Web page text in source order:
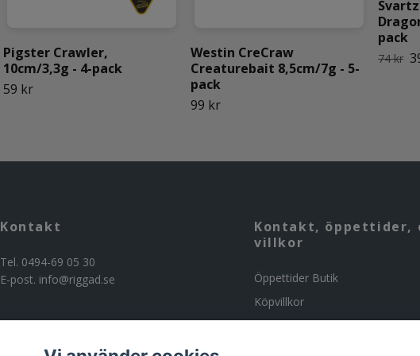
Pigster Crawler,
10cm/3,3g - 4-pack
59 kr
Westin CreCraw
Creaturebait 8,5cm/7g - 5-
pack
99 kr
pack
74 kr
Kontakt
Tel. 0494-69 05 30
E-post. info@riggad.se
Kontakt, öppettider,
villkor
Öppettider Butik
Köpvillkor